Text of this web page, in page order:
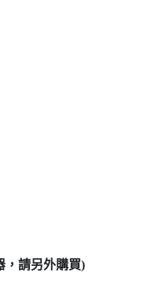
，請另外購買)